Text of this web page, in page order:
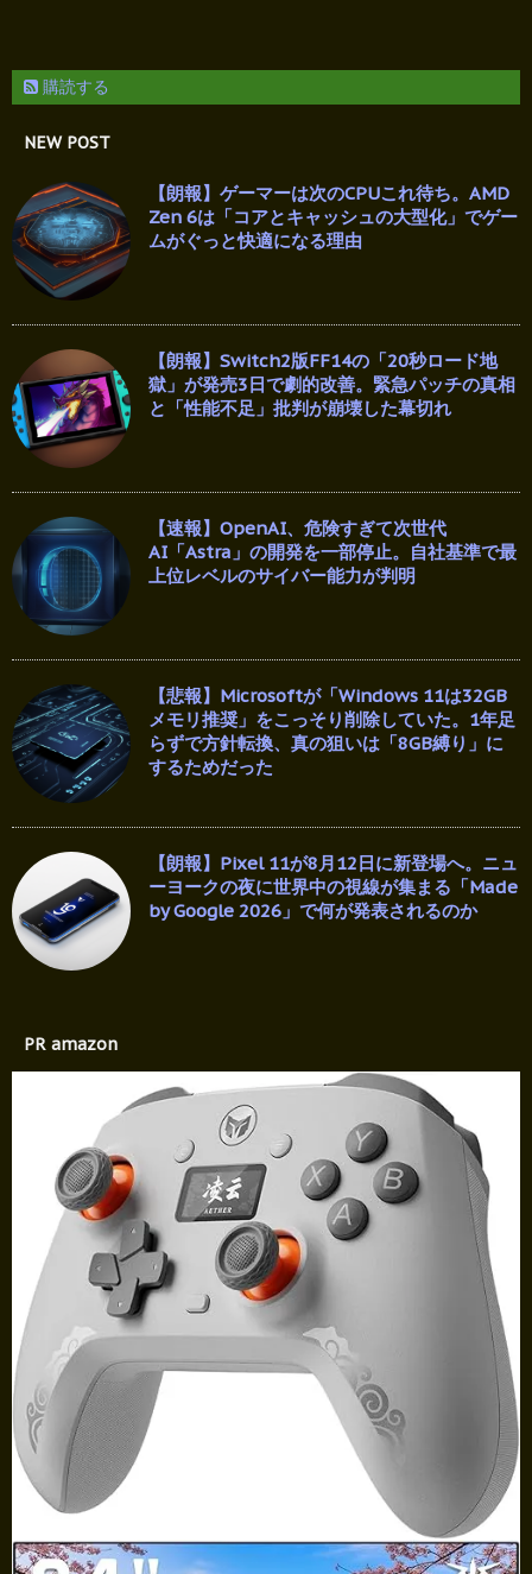
購読する
NEW POST
【朗報】ゲーマーは次のCPUこれ待ち。AMD
Zen 6は「コアとキャッシュの大型化」でゲー
ムがぐっと快適になる理由
【朗報】Switch2版FF14の「20秒ロード地
獄」が発売3日で劇的改善。緊急パッチの真相
と「性能不足」批判が崩壊した幕切れ
【速報】OpenAI、危険すぎて次世代
AI「Astra」の開発を一部停止。自社基準で最
上位レベルのサイバー能力が判明
【悲報】Microsoftが「Windows 11は32GB
メモリ推奨」をこっそり削除していた。1年足
らずで方針転換、真の狙いは「8GB縛り」に
するためだった
【朗報】Pixel 11が8月12日に新登場へ。ニュ
ーヨークの夜に世界中の視線が集まる「Made
by Google 2026」で何が発表されるのか
PR amazon